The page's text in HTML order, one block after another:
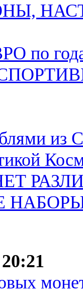
по
из
20:21